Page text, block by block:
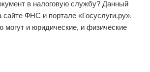
в налоговую службу? Данный
сайте ФНС и портале «Госуслуги.ру».
могут и юридические, и физические